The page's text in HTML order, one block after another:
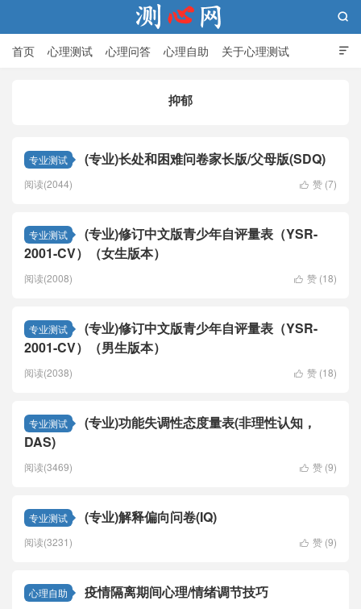

首页 心理测试 心理问答 心理自助 关于心理测试

抑郁
专业测试 (专业)长处和困难问卷家长版/父母版(SDQ)
 赞 (7)
阅读(2044)
专业测试
(专业)修订中文版青少年自评量表（YSR-
2001-CV）（女生版本）
 赞 (18)
阅读(2008)
专业测试
(专业)修订中文版青少年自评量表（YSR-
2001-CV）（男生版本）
 赞 (18)
阅读(2038)
专业测试
(专业)功能失调性态度量表(非理性认知，
DAS)
 赞 (9)
阅读(3469)
专业测试 (专业)解释偏向问卷(IQ)
 赞 (9)
阅读(3231)
心理自助 疫情隔离期间心理/情绪调节技巧